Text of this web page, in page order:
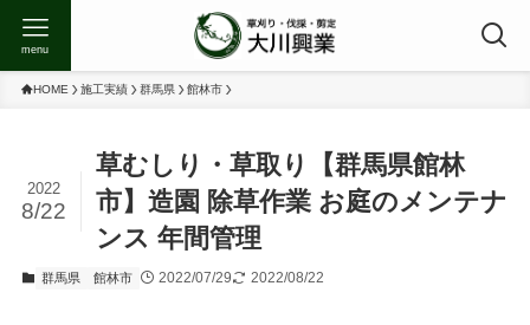
menu
HOME 施工実績 群馬県 館林市
草むしり・草取り【群馬県館林
市】造園 除草作業 お庭のメンテナ
ンス 年間管理
2022
8/22
群馬県 館林市 2022/07/29 2022/08/22